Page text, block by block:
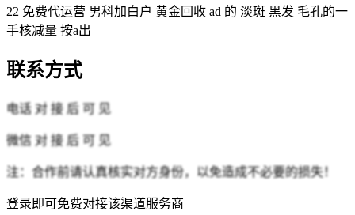
22 免费代运营 男科加白户 黄金回收 ad 的 淡斑 黑发 毛孔的一
手核减量 按a出
联系方式
电话 对 接 后 可 见
微信 对 接 后 可 见
注：合作前请认真核实对方身份，以免造成不必要的损失！
登录即可免费对接该渠道服务商